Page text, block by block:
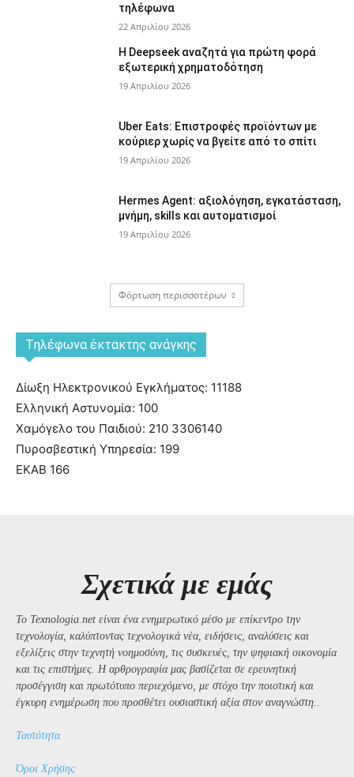
τηλέφωνα
22 Απριλίου 2026
Η Deepseek αναζητά για πρώτη φορά
εξωτερική χρηματοδότηση
19 Απριλίου 2026
Uber Eats: Επιστροφές προϊόντων με
κούριερ χωρίς να βγείτε από το σπίτι
19 Απριλίου 2026
Hermes Agent: αξιολόγηση, εγκατάσταση,
μνήμη, skills και αυτοματισμοί
19 Απριλίου 2026
Φόρτωση περισσοτέρων
Tηλέφωνα έκτακτης ανάγκης
Δίωξη Ηλεκτρονικού Εγκλήματος: 11188
Ελληνική Αστυνομία: 100
Χαμόγελο του Παιδιού: 210 3306140
Πυροσβεστική Υπηρεσία: 199
ΕΚΑΒ 166
Σχετικά με εμάς
Το Texnologia.net είναι ένα ενημερωτικό μέσο με επίκεντρο την
τεχνολογία, καλύπτοντας τεχνολογικά νέα, ειδήσεις, αναλύσεις και
εξελίξεις στην τεχνητή νοημοσύνη, τις συσκευές, την ψηφιακή οικονομία
και τις επιστήμες. Η αρθρογραφία μας βασίζεται σε ερευνητική
προσέγγιση και πρωτότυπο περιεχόμενο, με στόχο την ποιοτική και
έγκυρη ενημέρωση που προσθέτει ουσιαστική αξία στον αναγνώστη..
Ταυτότητα
Όροι Χρήσης